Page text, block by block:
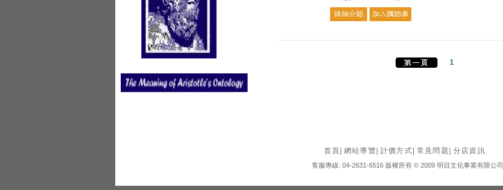
1
首頁 網站導覽 計價方式 常見問題 分店資訊
客服專線: 04-2631-6516 版權所有 © 2009 明目文化事業有限公司